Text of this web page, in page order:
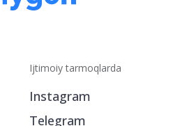
Ijtimoiy tarmoqlarda